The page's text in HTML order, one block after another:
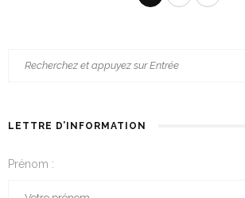
LETTRE D’INFORMATION
Prénom :